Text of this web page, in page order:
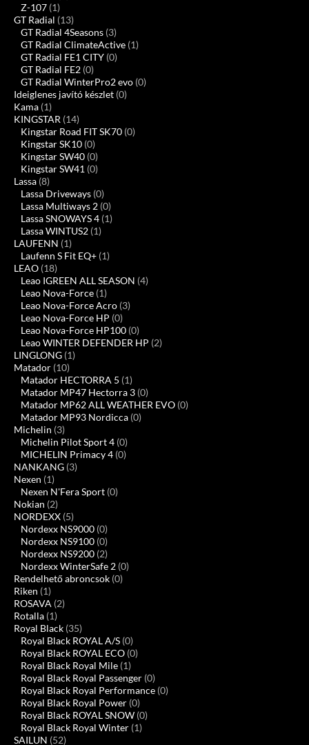
Z-107 (1)
GT Radial (13)
GT Radial 4Seasons (3)
GT Radial ClimateActive (1)
GT Radial FE1 CITY (0)
GT Radial FE2 (0)
GT Radial WinterPro2 evo (0)
Ideiglenes javító készlet (0)
Kama (1)
KINGSTAR (14)
Kingstar Road FIT SK70 (0)
Kingstar SK10 (0)
Kingstar SW40 (0)
Kingstar SW41 (0)
Lassa (8)
Lassa Driveways (0)
Lassa Multiways 2 (0)
Lassa SNOWAYS 4 (1)
Lassa WINTUS2 (1)
LAUFENN (1)
Laufenn S Fit EQ+ (1)
LEAO (18)
Leao IGREEN ALL SEASON (4)
Leao Nova-Force (1)
Leao Nova-Force Acro (3)
Leao Nova-Force HP (0)
Leao Nova-Force HP100 (0)
Leao WINTER DEFENDER HP (2)
LINGLONG (1)
Matador (10)
Matador HECTORRA 5 (1)
Matador MP47 Hectorra 3 (0)
Matador MP62 ALL WEATHER EVO (0)
Matador MP93 Nordicca (0)
Michelin (3)
Michelin Pilot Sport 4 (0)
MICHELIN Primacy 4 (0)
NANKANG (3)
Nexen (1)
Nexen N'Fera Sport (0)
Nokian (2)
NORDEXX (5)
Nordexx NS9000 (0)
Nordexx NS9100 (0)
Nordexx NS9200 (2)
Nordexx WinterSafe 2 (0)
Rendelhető abroncsok (0)
Riken (1)
ROSAVA (2)
Rotalla (1)
Royal Black (35)
Royal Black ROYAL A/S (0)
Royal Black ROYAL ECO (0)
Royal Black Royal Mile (1)
Royal Black Royal Passenger (0)
Royal Black Royal Performance (0)
Royal Black Royal Power (0)
Royal Black ROYAL SNOW (0)
Royal Black Royal Winter (1)
SAILUN (52)